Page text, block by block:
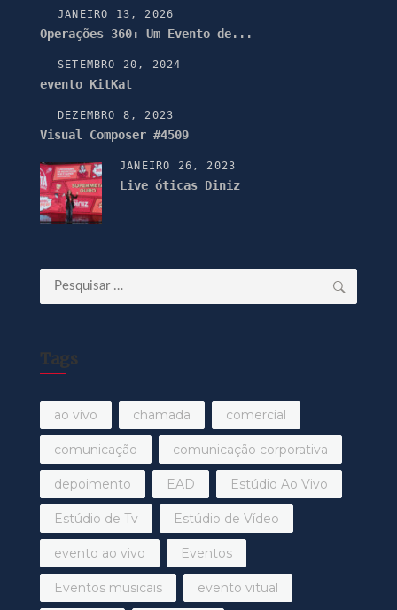
JANEIRO 13, 2026
Operações 360: Um Evento de...
SETEMBRO 20, 2024
evento KitKat
DEZEMBRO 8, 2023
Visual Composer #4509
JANEIRO 26, 2023
Live óticas Diniz
Pesquisar
por:
Tags
ao vivo chamada comercial
comunicação comunicação corporativa
depoimento EAD Estúdio Ao Vivo
Estúdio de Tv Estúdio de Vídeo
evento ao vivo Eventos
Eventos musicais evento vitual